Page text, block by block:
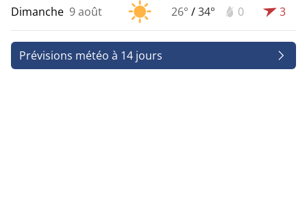
Dimanche 9 août 26° /34° 0 3
Prévisions météo à 14 jours